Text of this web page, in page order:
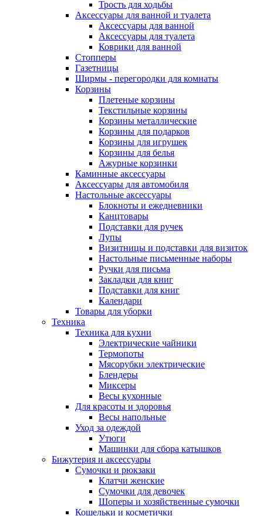
Трость для ходьбы
Аксессуары для ванной и туалета
Аксессуары для ванной
Аксессуары для туалета
Коврики для ванной
Стопперы
Газетницы
Ширмы - перегородки для комнаты
Корзины
Плетеные корзины
Текстильные корзины
Корзины металлические
Корзины для подарков
Корзины для игрушек
Корзины для белья
Ажурные корзинки
Каминные аксессуары
Аксессуары для автомобиля
Настольные аксессуары
Блокноты и ежедневники
Канцтовары
Подставки для ручек
Лупы
Визитницы и подставки для визиток
Настольные письменные наборы
Ручки для письма
Закладки для книг
Подставки для книг
Календари
Товары для уборки
Техника
Техника для кухни
Электрические чайники
Термопоты
Мясорубки электрические
Блендеры
Миксеры
Весы кухонные
Для красоты и здоровья
Весы напольные
Уход за одеждой
Утюги
Машинки для сбора катышков
Бижутерия и аксессуары
Сумочки и рюкзаки
Клатчи женские
Сумочки для девочек
Шоперы и хозяйственные сумочки
Кошельки и косметички